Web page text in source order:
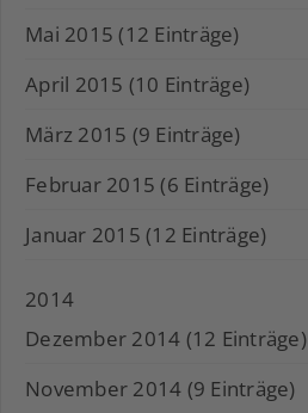
Mai 2015 (12 Einträge)
April 2015 (10 Einträge)
März 2015 (9 Einträge)
Februar 2015 (6 Einträge)
Januar 2015 (12 Einträge)
2014
Dezember 2014 (12 Einträge)
November 2014 (9 Einträge)